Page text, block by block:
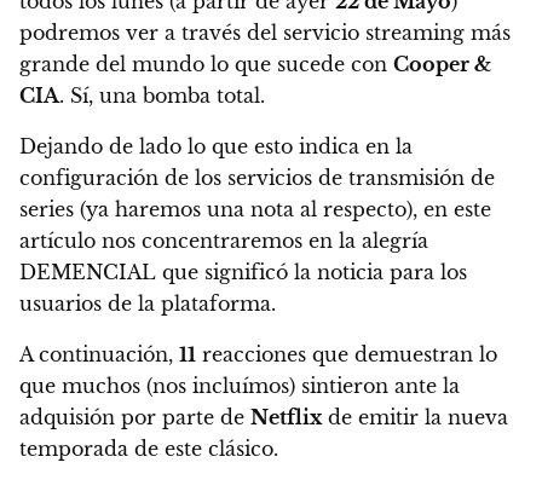
podremos ver a través del servicio streaming más
grande del mundo lo que sucede con Cooper &
CIA. Sí, una bomba total.
Dejando de lado lo que esto indica en la
configuración de los servicios de transmisión de
series (ya haremos una nota al respecto), en este
artículo nos concentraremos en la alegría
DEMENCIAL que significó la noticia para los
usuarios de la plataforma.
A continuación, 11 reacciones que demuestran lo
que muchos (nos incluímos) sintieron ante la
adquisión por parte de Netflix de emitir la nueva
temporada de este clásico.